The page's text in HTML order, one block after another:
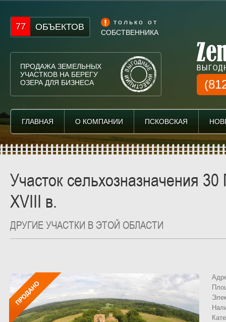
77 ОБЪЕКТОВ
только от
СОБСТВЕННИКА
ПРОДАЖА ЗЕМЕЛЬНЫХ
УЧАСТКОВ НА БЕРЕГУ
ОЗЕРА ДЛЯ БИЗНЕСА
ГЛАВНАЯ О КОМПАНИИ ПСКОВСКАЯ
ГЛАВНАЯ О КОМПАНИИ ПСКОВСКАЯ
Участок сельхозназначения 30
XVIII в.
ДРУГИЕ УЧАСТКИ В ЭТОЙ ОБЛАСТИ